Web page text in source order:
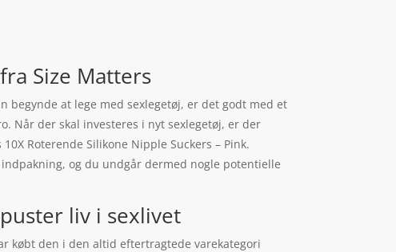
Size Matters
begynde at lege med sexlegetøj, er det godt med et
Når der skal investeres i nyt sexlegetøj, er der
Roterende Silikone Nipple Suckers – Pink.
og du undgår dermed nogle potentielle
liv i sexlivet
købt den i den altid eftertragtede varekategori